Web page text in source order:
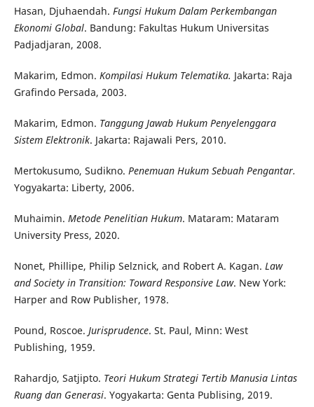
Hasan, Djuhaendah. Fungsi Hukum Dalam Perkembangan
Ekonomi Global. Bandung: Fakultas Hukum Universitas
Padjadjaran, 2008.
Makarim, Edmon. Kompilasi Hukum Telematika. Jakarta: Raja
Grafindo Persada, 2003.
Makarim, Edmon. Tanggung Jawab Hukum Penyelenggara
Sistem Elektronik. Jakarta: Rajawali Pers, 2010.
Mertokusumo, Sudikno. Penemuan Hukum Sebuah Pengantar.
Yogyakarta: Liberty, 2006.
Muhaimin. Metode Penelitian Hukum. Mataram: Mataram
University Press, 2020.
Nonet, Phillipe, Philip Selznick, and Robert A. Kagan. Law
and Society in Transition: Toward Responsive Law. New York:
Harper and Row Publisher, 1978.
Pound, Roscoe. Jurisprudence. St. Paul, Minn: West
Publishing, 1959.
Rahardjo, Satjipto. Teori Hukum Strategi Tertib Manusia Lintas
Ruang dan Generasi. Yogyakarta: Genta Publising, 2019.